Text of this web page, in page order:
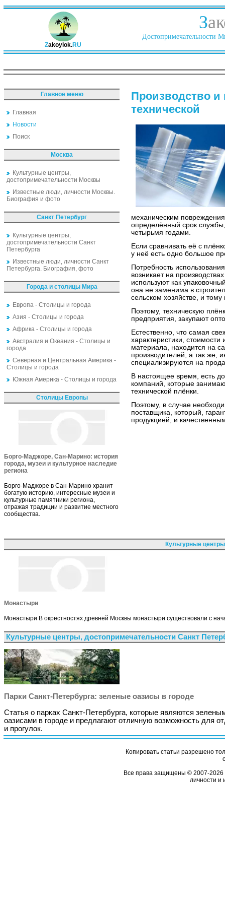
Zakoylok.RU
З
Достопримечательности
Главное меню
Главная
Новости
Поиск
Москва
Культурные центры,
достопримечательности Москвы
Известные люди, личности Москвы.
Биография и фото
Санкт Петербург
Культурные центры,
достопримечательности Санкт
Петербурга
Известные люди, личности Санкт
Петербурга. Биография, фото
Города и столицы Мира
Европа - Столицы и города
Азия - Столицы и города
Африка - Столицы и города
Австралия и Океания - Столицы и
города
Северная и Центральная Америка -
Столицы и города
Южная Америка - Столицы и города
Столицы Европы
Борго-Маджоре, Сан-Марино: история
города, музеи и культурное наследие
региона
Борго-Маджоре в Сан-Марино хранит
богатую историю, интересные музеи и
культурные памятники региона,
отражая традиции и развитие местного
сообщества.
Производство и
технической
механическим
определённый срок
четырьмя годами.
Если сравнивать её с
у неё есть одно большое
Потребность
возникает на
используют как
она не заменима в
сельском хозяйстве, и
Поэтому, техническую
предприятия, закупают
Естественно, что самая
характеристики, стоимости
материала, находится на
производителей, а так же,
специализируются на
В настоящее время, есть
компаний, которые
технической плёнки.
Поэтому, в случае
поставщика, который,
продукцией, и
Культурные
Монастыри
Монастыри В окрестностях древней Москвы монастыри существовали с
Культурные центры, достопримечательности Санкт
Парки Санкт-Петербурга: зеленые оазисы в городе
Статья о парках Санкт-Петербурга, которые являются
оазисами в городе и предлагают отличную возможность для
и прогулок.
Копировать статьи разрешено
Все права защищены © 2007-2026
личности и